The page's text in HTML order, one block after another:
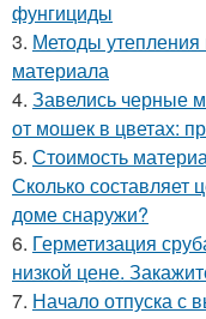
фунгициды
3. Методы
материала
4. Завелись черные
от мошек в цветах:
5. Стоимость
Сколько составляет
доме снаружи?
6. Герметизация
низкой цене.
7. Начало отпуска с